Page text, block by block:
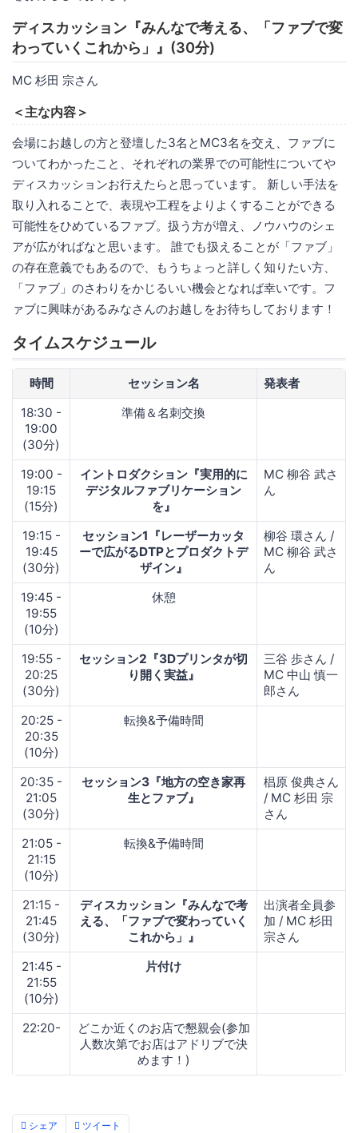
ディスカッション『みんなで考える、「ファブで変
わっていくこれから」』(30分)
MC 杉田 宗さん
＜主な内容＞
会場にお越しの方と登壇した3名とMC3名を交え、ファブに
ついてわかったこと、それぞれの業界での可能性についてや
ディスカッションお行えたらと思っています。 新しい手法を
取り入れることで、表現や工程をよりよくすることができる
可能性をひめているファブ。扱う方が増え、ノウハウのシェ
アが広がればなと思います。 誰でも扱えることが「ファブ」
の存在意義でもあるので、もうちょっと詳しく知りたい方、
「ファブ」のさわりをかじるいい機会となれば幸いです。フ
ァブに興味があるみなさんのお越しをお待ちしております！
タイムスケジュール
時間 セッション名
発表者
18:30 -
19:00
(30分)
準備＆名刺交換
19:00 -
19:15
(15分)
イントロダクション『実用的に
デジタルファブリケーション
を』
MC 柳谷 武さ
ん
19:15 -
19:45
(30分)
セッション1『レーザーカッタ
ーで広がるDTPとプロダクトデ
ザイン』
柳谷 環さん /
MC 柳谷 武さ
ん
19:45 -
19:55
(10分)
休憩
19:55 -
20:25
(30分)
セッション2『3Dプリンタが切
り開く実益』
三谷 歩さん /
MC 中山 慎一
郎さん
20:25 -
20:35
(10分)
転換&予備時間
20:35 -
21:05
(30分)
セッション3『地方の空き家再
生とファブ』
椙原 俊典さん
/ MC 杉田 宗
さん
21:05 -
21:15
(10分)
転換&予備時間
21:15 -
21:45
(30分)
ディスカッション『みんなで考
える、「ファブで変わっていく
これから」』
出演者全員参
加 / MC 杉田
宗さん
21:45 -
21:55
(10分)
片付け
22:20-
どこか近くのお店で懇親会(参加
人数次第でお店はアドリブで決
めます！)
シェア ツイート